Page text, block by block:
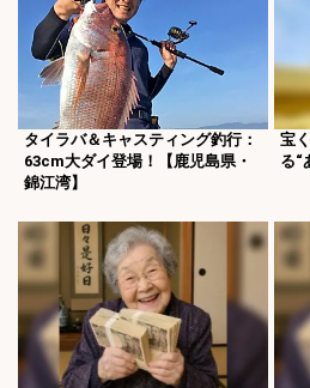
タイラバ＆キャスティング釣行：
63cm大ダイ登場！【鹿児島県・
錦江湾】
宝
る“